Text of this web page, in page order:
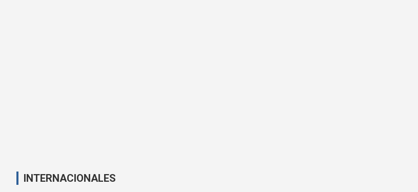
INTERNACIONALES